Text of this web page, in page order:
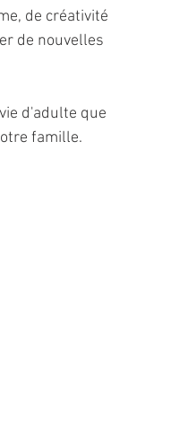
de créativité
de nouvelles
d'adulte que
famille.